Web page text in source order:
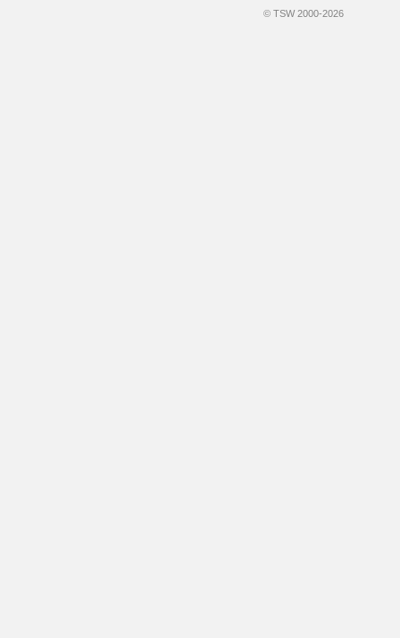
© TSW 2000-2026